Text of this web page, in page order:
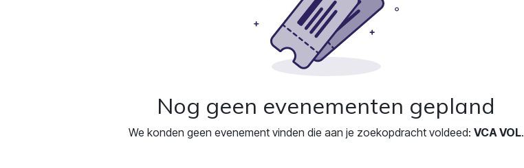
Nog geen evenementen gepland
We konden geen evenement vinden die aan je zoekopdracht voldeed: VCA VOL.